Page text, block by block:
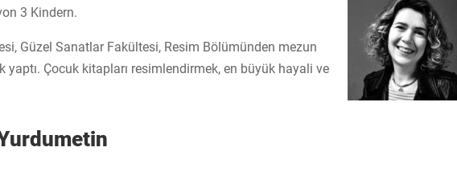
3 Kindern.
Güzel Sanatlar Fakültesi, Resim Bölümünden mezun
Çocuk kitapları resimlendirmek, en büyük hayali ve